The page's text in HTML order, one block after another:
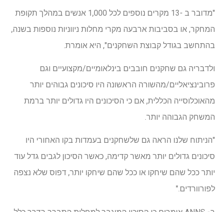
"מדובר ב -13 מקרים נוספים לכל 1,000 אנשים במהלך תקופת
המחקר, או בסביבות ארבעה מקרי מחלות ניווניות נוספות בשנה,
בהתחשב בגודל קבוצת השחקנים", היא אומרת.
ולדבריה גם שחקנים חובבים בינלאומיים/מקצועיים וגם
פרובינציאליים/מהשורה הראשונה היו סיכונים גבוהים יותר
מהאוכלוסייה הכללית, אם כי הסיכונים היו גדולים יותר ברמת
המשחק הגבוהה יותר.
"הניתוח שלנו הראה גם שלשחקנים בעמדות בקו האחורי היו
סיכונים גדולים יותר מאשר קדימה, כאשר הסיכון לגבים גדל עוד
יותר ככל שהם שיחקו או ככל שהם שיחקו יותר, דפוס שלא נצפה
לפורוורדים."